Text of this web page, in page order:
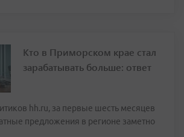
Кто в Приморском крае стал
зарабатывать больше: ответ
hh.ru, за первые шесть месяцев
предложения в регионе заметно